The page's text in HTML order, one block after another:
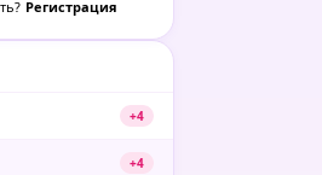
Регистрация
+4
+4